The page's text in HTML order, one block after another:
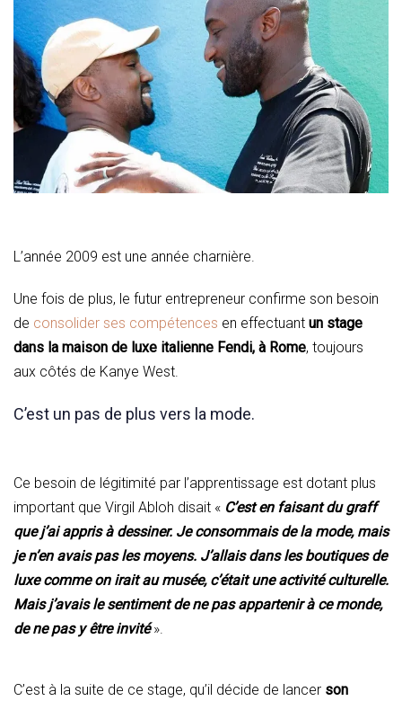
L’année 2009 est une année charnière.
Une fois de plus, le futur entrepreneur confirme son besoin
de consolider ses compétences en effectuant un stage
dans la maison de luxe italienne Fendi, à Rome, toujours
aux côtés de Kanye West.
C’est un pas de plus vers la mode.
Ce besoin de légitimité par l’apprentissage est dotant plus
important que Virgil Abloh disait « C’est en faisant du graff
que j’ai appris à dessiner. Je consommais de la mode, mais
je n’en avais pas les moyens. J’allais dans les boutiques de
luxe comme on irait au musée, c’était une activité culturelle.
Mais j’avais le sentiment de ne pas appartenir à ce monde,
de ne pas y être invité».
C’est à la suite de ce stage, qu’il décide de lancer son